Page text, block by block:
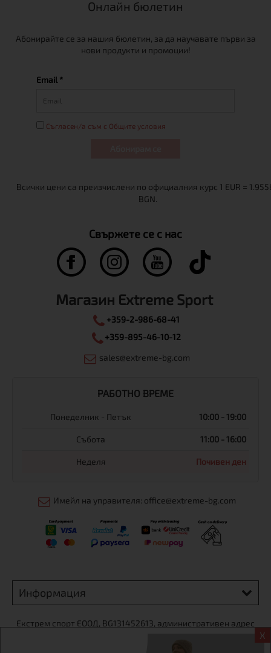
X
Онлайн бюлетин
Абонирайте се за нашия бюлетин, за да научавате първи за
нови продукти и промоции!
Email *
Съгласен/а съм с Общите условия
Свържете се с нас
Магазин Extreme Sport
+359-2-986-68-41
+359-895-46-10-12
sales@extreme-bg.com
РАБОТНО ВРЕМЕ
Понеделник - Петък 10:00 - 19:00
Събота 11:00 - 16:00
Неделя Почивен ден
Имейл на управителя: office@extreme-bg.com
Информация
Екстрем спорт ЕООД, BG131452613, административен адрес
гр.София,бул. Дондуков 42, тел.:+359 895461012